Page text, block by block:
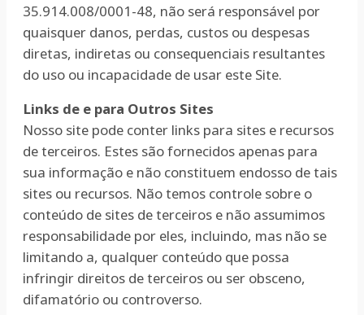
35.914.008/0001-48, não será responsável por
quaisquer danos, perdas, custos ou despesas
diretas, indiretas ou consequenciais resultantes
do uso ou incapacidade de usar este Site.
Links de e para Outros Sites
Nosso site pode conter links para sites e recursos
de terceiros. Estes são fornecidos apenas para
sua informação e não constituem endosso de tais
sites ou recursos. Não temos controle sobre o
conteúdo de sites de terceiros e não assumimos
responsabilidade por eles, incluindo, mas não se
limitando a, qualquer conteúdo que possa
infringir direitos de terceiros ou ser obsceno,
difamatório ou controverso.